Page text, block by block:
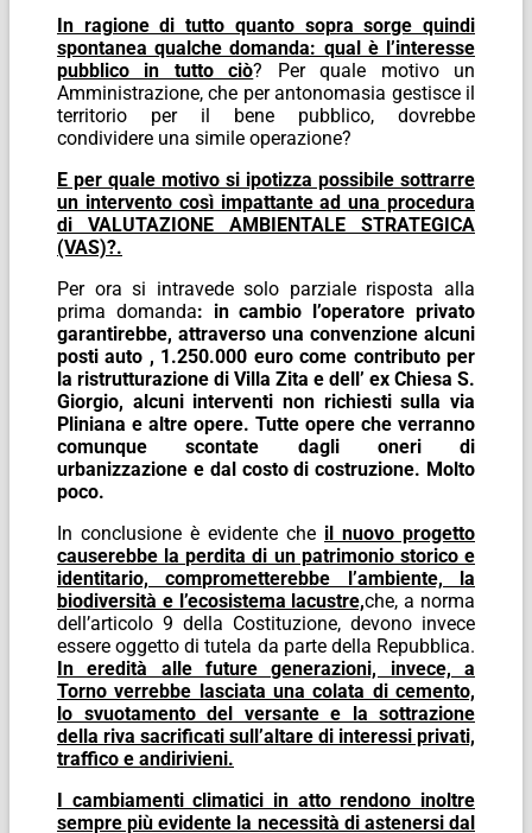
In ragione di tutto quanto sopra sorge quindi
spontanea qualche domanda: qual è l’interesse
pubblico in tutto ciò? Per quale motivo un
Amministrazione, che per antonomasia gestisce il
territorio per il bene pubblico, dovrebbe
condividere una simile operazione?
E per quale motivo si ipotizza possibile sottrarre
un intervento così impattante ad una procedura
di VALUTAZIONE AMBIENTALE STRATEGICA
(VAS)?.
Per ora si intravede solo parziale risposta alla
prima domanda: in cambio l’operatore privato
garantirebbe, attraverso una convenzione alcuni
posti auto , 1.250.000 euro come contributo per
la ristrutturazione di Villa Zita e dell’ ex Chiesa S.
Giorgio, alcuni interventi non richiesti sulla via
Pliniana e altre opere. Tutte opere che verranno
comunque scontate dagli oneri di
urbanizzazione e dal costo di costruzione. Molto
poco.
In conclusione è evidente che il nuovo progetto
causerebbe la perdita di un patrimonio storico e
identitario, comprometterebbe l’ambiente, la
biodiversità e l’ecosistema lacustre,che, a norma
dell’articolo 9 della Costituzione, devono invece
essere oggetto di tutela da parte della Repubblica.
In eredità alle future generazioni, invece, a
Torno verrebbe lasciata una colata di cemento,
lo svuotamento del versante e la sottrazione
della riva sacrificati sull’altare di interessi privati,
traffico e andirivieni.
I cambiamenti climatici in atto rendono inoltre
sempre più evidente la necessità di astenersi dal